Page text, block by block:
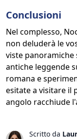
Conclusioni
Nel complesso,
non deluderà le
viste
antiche leggende
romana e
esitate a visitare il
angolo racchiude
Scritto da